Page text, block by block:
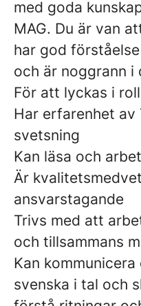
med goda
MAG. Du är van
har god
och är noggrann i
För att lyckas i
Har erfarenhet av
svetsning
Kan läsa och
Är
ansvarstagande
Trivs med att
och tillsammans
Kan
svenska i tal och